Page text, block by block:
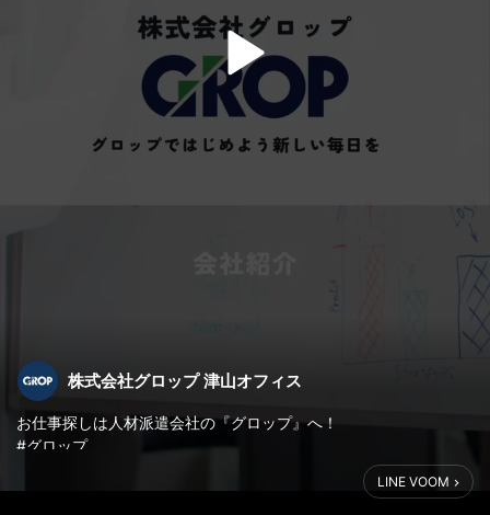
株式会社グロップ 津山オフィス
お仕事探しは人材派遣会社の『グロップ』へ！
#グロップ
#派遣
LINE VOOM